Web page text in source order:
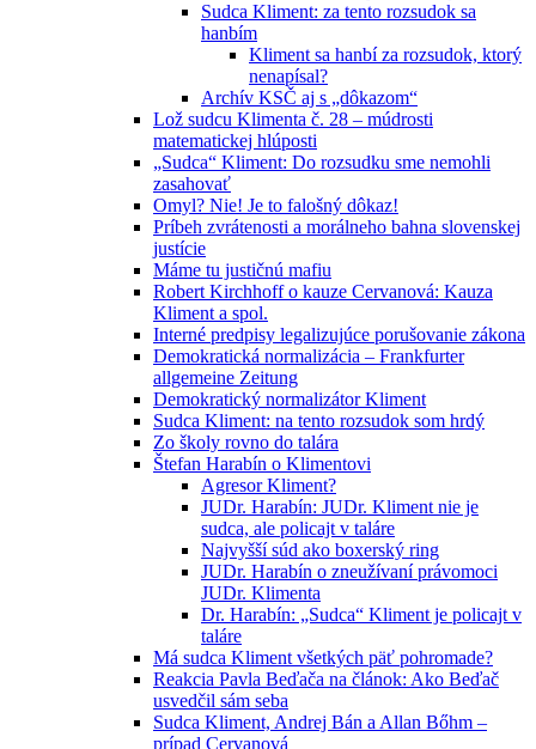
Sudca Kliment: za tento rozsudok sa
hanbím
Kliment sa hanbí za rozsudok, ktorý
nenapísal?
Archív KSČ aj s „dôkazom“
Lož sudcu Klimenta č. 28 – múdrosti
matematickej hlúposti
„Sudca“ Kliment: Do rozsudku sme nemohli
zasahovať
Omyl? Nie! Je to falošný dôkaz!
Príbeh zvrátenosti a morálneho bahna slovenskej
justície
Máme tu justičnú mafiu
Robert Kirchhoff o kauze Cervanová: Kauza
Kliment a spol.
Interné predpisy legalizujúce porušovanie zákona
Demokratická normalizácia – Frankfurter
allgemeine Zeitung
Demokratický normalizátor Kliment
Sudca Kliment: na tento rozsudok som hrdý
Zo školy rovno do talára
Štefan Harabín o Klimentovi
Agresor Kliment?
JUDr. Harabín: JUDr. Kliment nie je
sudca, ale policajt v taláre
Najvyšší súd ako boxerský ring
JUDr. Harabín o zneužívaní právomoci
JUDr. Klimenta
Dr. Harabín: „Sudca“ Kliment je policajt v
taláre
Má sudca Kliment všetkých päť pohromade?
Reakcia Pavla Beďača na článok: Ako Beďač
usvedčil sám seba
Sudca Kliment, Andrej Bán a Allan Bőhm –
prípad Cervanová